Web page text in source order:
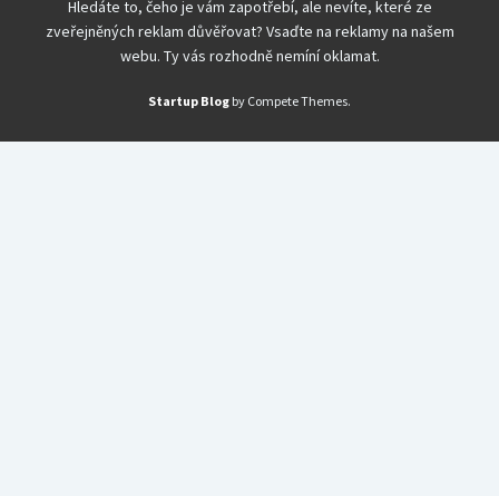
Hledáte to, čeho je vám zapotřebí, ale nevíte, které ze
zveřejněných reklam důvěřovat? Vsaďte na reklamy na našem
webu. Ty vás rozhodně nemíní oklamat.
Startup Blog by Compete Themes.